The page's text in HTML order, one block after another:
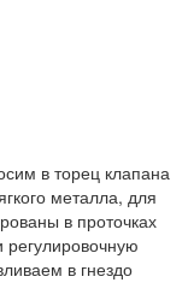
в торец клапана
металла, для
в проточках
в гнездо